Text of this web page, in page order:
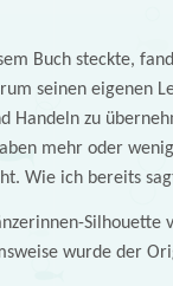
Buch steckte,
seinen eigenen
Handeln zu
mehr oder
Wie ich bereits
wurde der